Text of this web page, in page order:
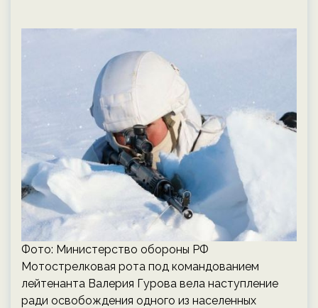
Фото: Министерство обороны РФ
Мотострелковая рота под командованием
лейтенанта Валерия Гурова вела наступление
ради освобождения одного из населенных